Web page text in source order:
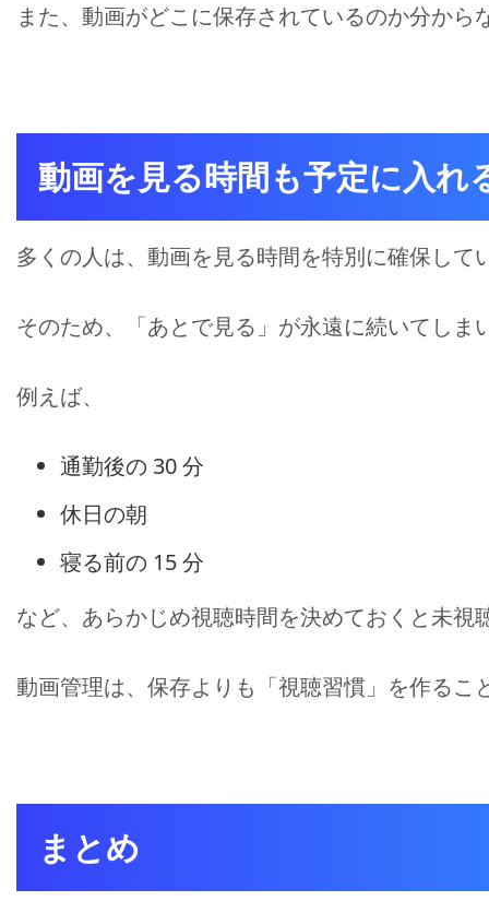
また、動画がどこに保存されているのか分か
動画を見る時間も予定に入れ
多くの人は、動画を見る時間を特別に確保して
そのため、「あとで見る」が永遠に続いてしま
例えば、
通勤後の 30 分
休日の朝
寝る前の 15 分
など、あらかじめ視聴時間を決めておくと未視
動画管理は、保存よりも「視聴習慣」を作るこ
まとめ